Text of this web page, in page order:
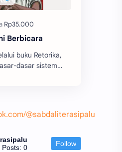
Berbicara
buku Retorika,
dasar sistem
@sabdaliterasipalu
Posts: 0 Follow